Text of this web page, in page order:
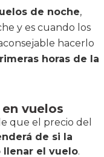
de noche,
y es cuando los
hacerlo
horas de la
vuelos
que el precio del
de si la
llenar el vuelo.